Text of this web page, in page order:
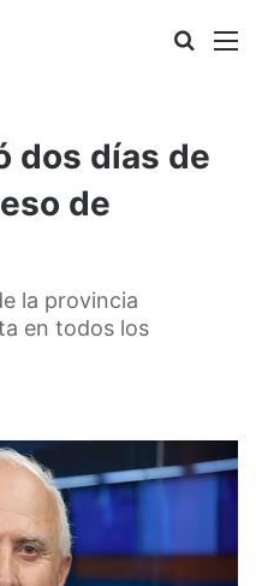
Buscar
dos días de
de
la provincia
en todos los